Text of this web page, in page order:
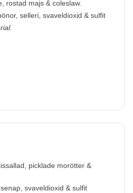
rostad majs & coleslaw.
selleri, svaveldioxid & sulfit
picklade morötter &
svaveldioxid & sulfit